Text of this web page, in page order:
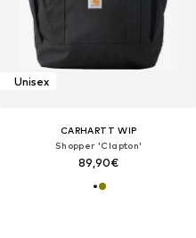
Unisex
CARHARTT WIP
Shopper 'Clapton'
89,90€